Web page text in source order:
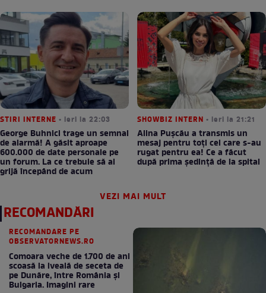
STIRI INTERNE • ieri la 22:03
George Buhnici trage un semnal
de alarmă! A găsit aproape
600.000 de date personale pe
un forum. La ce trebuie să ai
grijă începând de acum
SHOWBIZ INTERN • ieri la 21:21
Alina Pușcău a transmis un
mesaj pentru toți cei care s-au
rugat pentru ea! Ce a făcut
după prima ședință de la spital
VEZI MAI MULT
RECOMANDĂRI
RECOMANDARE PE
OBSERVATORNEWS.RO
Comoara veche de 1.700 de ani
scoasă la iveală de seceta de
pe Dunăre, între România şi
Bulgaria. Imagini rare